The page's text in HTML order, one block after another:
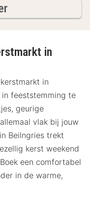
hotels
in
in
feeststemming te
geurige
vlak bij jouw
Beilngries trekt
kerst weekend
een comfortabel
in de warme,